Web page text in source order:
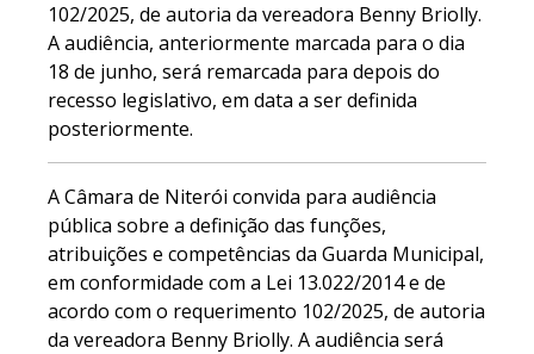
102/2025, de autoria da vereadora Benny Briolly.
A audiência, anteriormente marcada para o dia
18 de junho, será remarcada para depois do
recesso legislativo, em data a ser definida
posteriormente.
A Câmara de Niterói convida para audiência
pública sobre a definição das funções,
atribuições e competências da Guarda Municipal,
em conformidade com a Lei 13.022/2014 e de
acordo com o requerimento 102/2025, de autoria
da vereadora Benny Briolly. A audiência será